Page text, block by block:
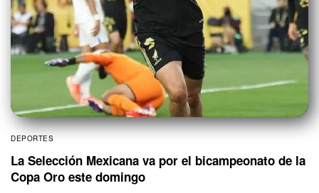
DEPORTES
La Selección Mexicana va por el bicampeonato de la
Copa Oro este domingo